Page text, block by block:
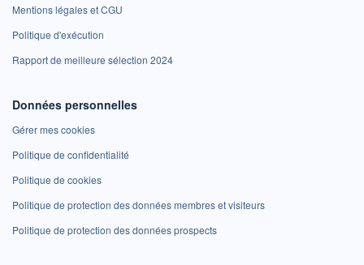
Mentions légales et CGU
Politique d'exécution
Rapport de meilleure sélection 2024
Données personnelles
Gérer mes cookies
Politique de confidentialité
Politique de cookies
Politique de protection des données membres et visiteurs
Politique de protection des données prospects